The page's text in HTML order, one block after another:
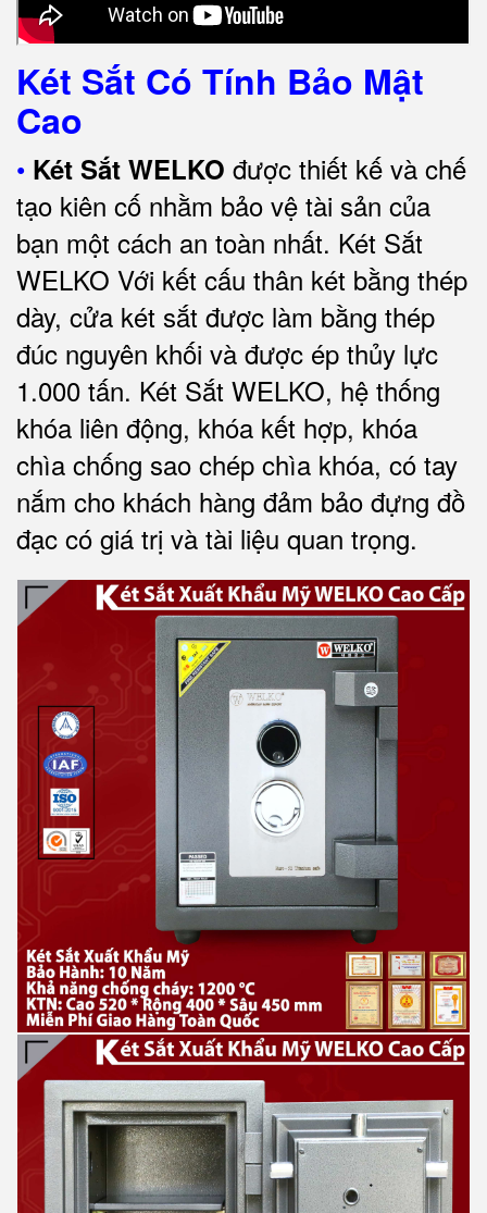
Két Sắt Có Tính Bảo Mật
Cao
• Két Sắt WELKO được thiết kế và chế
tạo kiên cố nhằm bảo vệ tài sản của
bạn một cách an toàn nhất. Két Sắt
WELKO Với kết cấu thân két bằng thép
dày, cửa két sắt được làm bằng thép
đúc nguyên khối và được ép thủy lực
1.000 tấn. Két Sắt WELKO, hệ thống
khóa liên động, khóa kết hợp, khóa
chìa chống sao chép chìa khóa, có tay
nắm cho khách hàng đảm bảo đựng đồ
đạc có giá trị và tài liệu quan trọng.